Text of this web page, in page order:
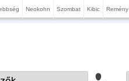
Neokohn Szombat Kibic Remény